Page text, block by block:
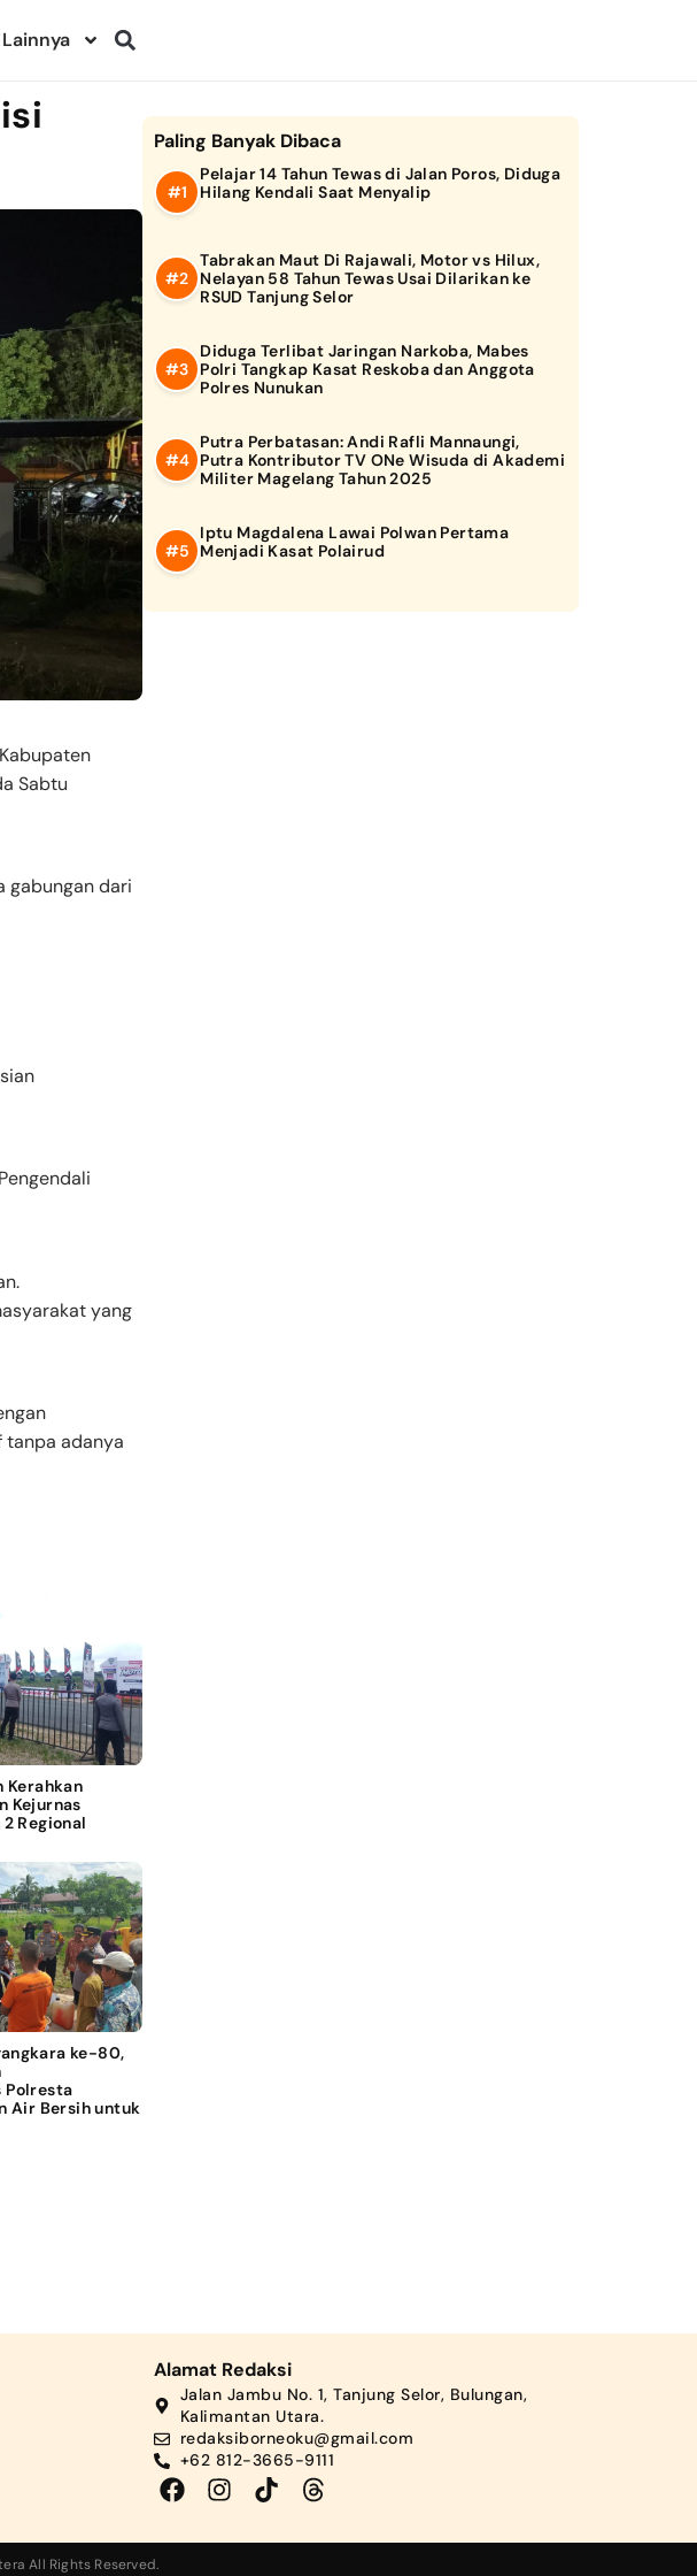
Lainnya
Sabtu
gabungan dari
yang
tanpa adanya
Kerahkan
Kejurnas
Regional
ke-80,
Polresta
Air Bersih untuk
Paling Banyak Dibaca
Pelajar 14 Tahun Tewas di Jalan Poros, Diduga
Hilang Kendali Saat Menyalip
Tabrakan Maut Di Rajawali, Motor vs Hilux,
Nelayan 58 Tahun Tewas Usai Dilarikan ke
RSUD Tanjung Selor
Diduga Terlibat Jaringan Narkoba, Mabes
Polri Tangkap Kasat Reskoba dan Anggota
Polres Nunukan
Putra Perbatasan: Andi Rafli Mannaungi,
Putra Kontributor TV ONe Wisuda di Akademi
Militer Magelang Tahun 2025
Iptu Magdalena Lawai Polwan Pertama
Menjadi Kasat Polairud
Alamat Redaksi
Jalan Jambu No. 1, Tanjung Selor, Bulungan,
Kalimantan Utara.
redaksiborneoku@gmail.com
+62 812-3665-9111
All Rights Reserved.